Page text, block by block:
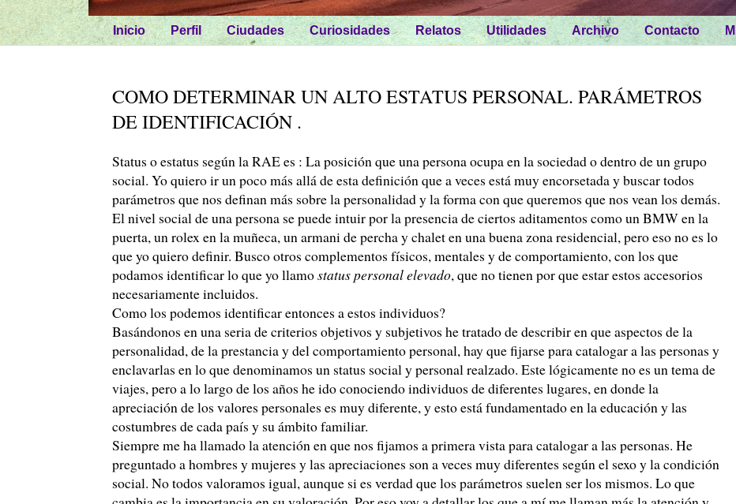
Inicio Perfil Ciudades Curiosidades Relatos Utilidades Archivo Contacto
COMO DETERMINAR UN ALTO ESTATUS PERSONAL. PARÁMETROS
DE IDENTIFICACIÓN .
Status o estatus según la RAE es : La posición que una persona ocupa en la sociedad o dentro de un grupo
social. Yo quiero ir un poco más allá de esta definición que a veces está muy encorsetada y buscar todos
parámetros que nos definan más sobre la personalidad y la forma con que queremos que nos vean los demás.
El nivel social de una persona se puede intuir por la presencia de ciertos aditamentos como un BMW en la
puerta, un rolex en la muñeca, un armani de percha y chalet en una buena zona residencial, pero eso no es lo
que yo quiero definir. Busco otros complementos físicos, mentales y de comportamiento, con los que
podamos identificar lo que yo llamostatus personal elevado, que no tienen por que estar estos accesorios
necesariamente incluidos.
Como los podemos identificar entonces a estos individuos?
Basándonos en una seria de criterios objetivos y subjetivos he tratado de describir en que aspectos de la
personalidad, de la prestancia y del comportamiento personal, hay que fijarse para catalogar a las personas y
enclavarlas en lo que denominamos un status social y personal realzado. Este lógicamente no es un tema de
viajes, pero a lo largo de los años he ido conociendo individuos de diferentes lugares, en donde la
apreciación de los valores personales es muy diferente, y esto está fundamentado en la educación y las
costumbres de cada país y su ámbito familiar.
Siempre me ha llamado la atención en que nos fijamos a primera vista para catalogar a las personas. He
preguntado a hombres y mujeres y las apreciaciones son a veces muy diferentes según el sexo y la condición
social. No todos valoramos igual, aunque si es verdad que los parámetros suelen ser los mismos. Lo que